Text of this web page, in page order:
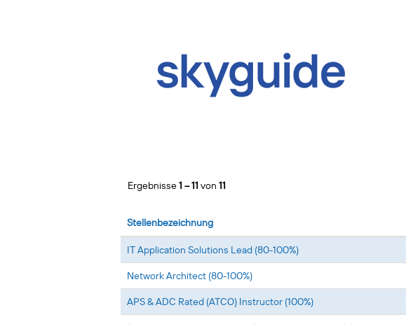
Suchergebnisse für
Ergebnisse1 – 11 von 11
Stellenbezeichnung
IT Application Solutions Lead (80-100%)
Network Architect (80-100%)
APS & ADC Rated (ATCO) Instructor (100%)